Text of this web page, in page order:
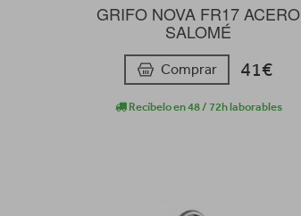
GRIFO NOVA FR17 ACERO
SALOMÉ
Comprar 41€
Recíbelo en 48 / 72h laborables